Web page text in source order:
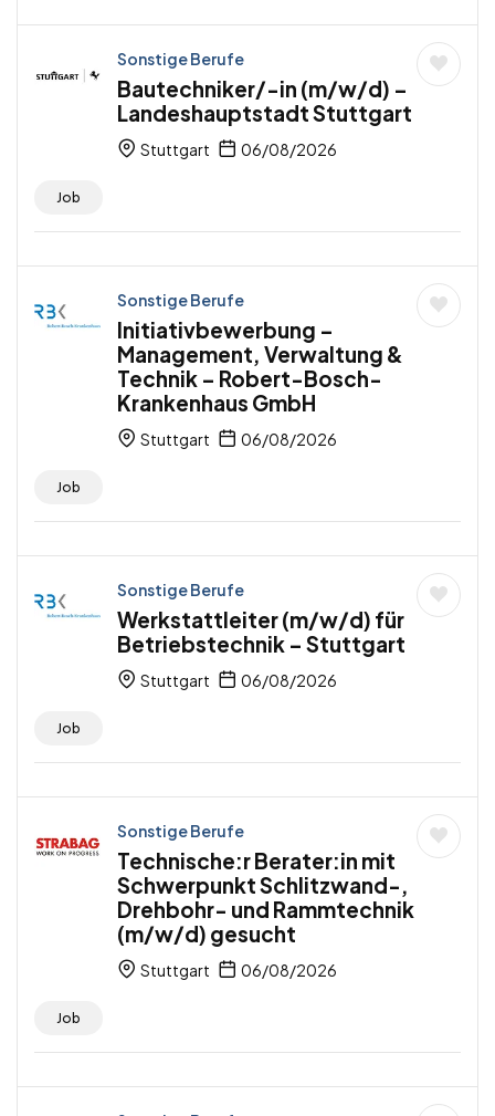
Sonstige Berufe
Bautechniker/-in (m/w/d) –
Landeshauptstadt Stuttgart
Stuttgart 06/08/2026
Job
Sonstige Berufe
Initiativbewerbung –
Management, Verwaltung &
Technik – Robert-Bosch-
Krankenhaus GmbH
Stuttgart 06/08/2026
Job
Sonstige Berufe
Werkstattleiter (m/w/d) für
Betriebstechnik – Stuttgart
Stuttgart 06/08/2026
Job
Sonstige Berufe
Technische:r Berater:in mit
Schwerpunkt Schlitzwand-,
Drehbohr- und Rammtechnik
(m/w/d) gesucht
Stuttgart 06/08/2026
Job